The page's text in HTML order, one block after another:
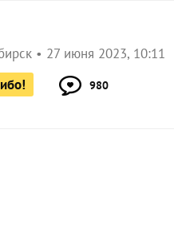
27 июня 2023, 10:11
980